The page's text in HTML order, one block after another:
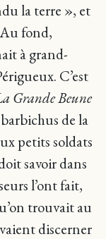
la terre », et
fond,
à grand-
C’est
Grande Beune
de la
petits soldats
savoir dans
l’ont fait,
trouvait au
discerner